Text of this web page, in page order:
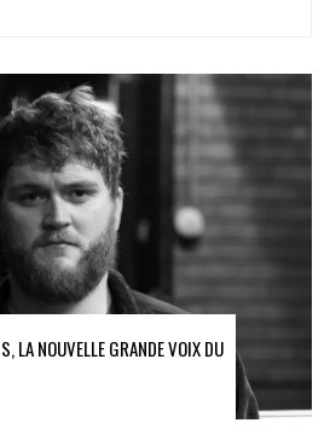
LA NOUVELLE GRANDE VOIX DU